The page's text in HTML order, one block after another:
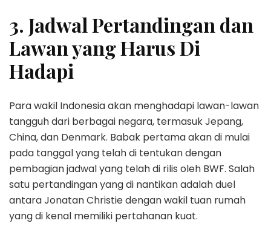
3. Jadwal Pertandingan dan
Lawan yang Harus Di
Hadapi
Para wakil Indonesia akan menghadapi lawan-lawan
tangguh dari berbagai negara, termasuk Jepang,
China, dan Denmark. Babak pertama akan di mulai
pada tanggal yang telah di tentukan dengan
pembagian jadwal yang telah di rilis oleh BWF. Salah
satu pertandingan yang di nantikan adalah duel
antara Jonatan Christie dengan wakil tuan rumah
yang di kenal memiliki pertahanan kuat.